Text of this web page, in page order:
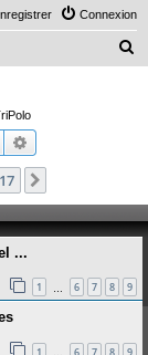
Connexion
c
h
Rechercher
17
...
1 6 7 8 9
1 6 7 8 9